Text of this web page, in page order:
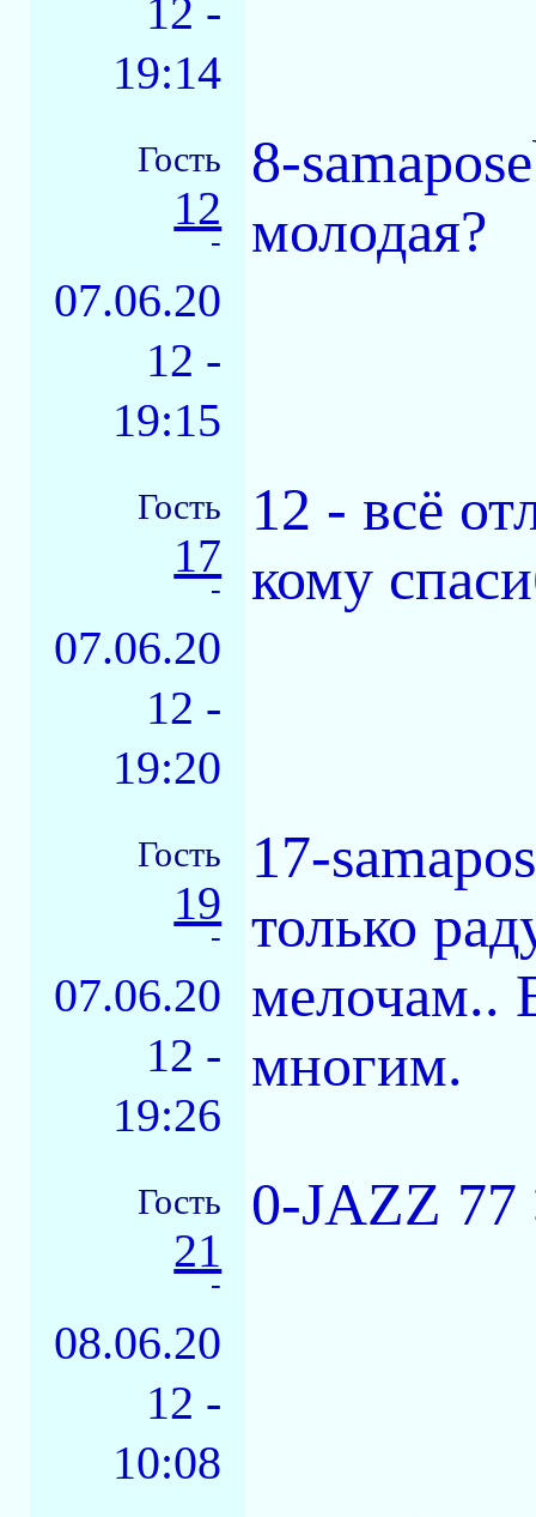
12 -
19:14
Гость
12
-
07.06.20
12 -
19:15
8-
молодая?
Гость
17
-
07.06.20
12 -
19:20
12 - всё
кому
Гость
19
-
07.06.20
12 -
19:26
17-
только
мелочам..
многим.
Гость
21
-
08.06.20
12 -
10:08
0-JAZZ 77